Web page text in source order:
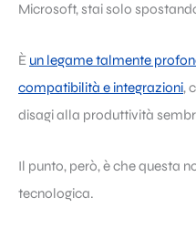
Microsoft, stai solo
È un legame talmente
compatibilità e integrazioni,
disagi alla produttività
Il punto, però, è che questa
tecnologica.